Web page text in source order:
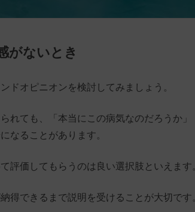
がないとき
ドオピニオンを検討してみましょう。
れても、「本当にこの病気なのだろうか」
なることがあります。
評価してもらうのは良い選択肢といえます
得できるまで説明を受けることが大切です